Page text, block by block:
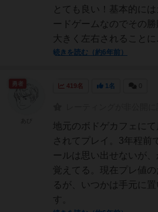
とても良い！基本的に
ードゲームなのでその勝
大きく左右されることに
続きを読む（約6年前）
419名 1名
地元のボドゲカフェに
されてプレイ。3年程前
ールは思い出せないが
覚えてる。現在プレ値
るが、いつかは手元に
す。
勇者